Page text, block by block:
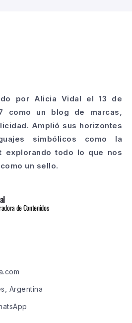
por Alicia Vidal el 13 de
como un blog de marcas,
Amplió sus horizontes
simbólicos como la
explorando todo lo que nos
un sello.
de Contenidos
Argentina